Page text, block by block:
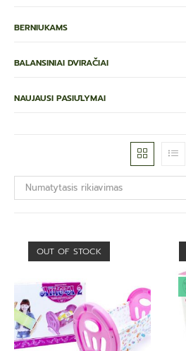
BERNIUKAMS
BALANSINIAI DVIRAČIAI
NAUJAUSI PASIŪLYMAI
Numatytasis rikiavimas
OUT OF STOCK